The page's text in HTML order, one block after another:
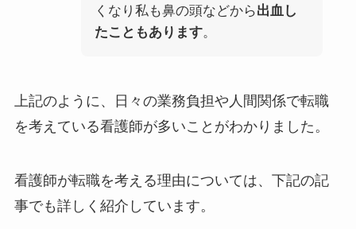
くなり私も鼻の頭などから出血し
たこともあります。
上記のように、日々の業務負担や人間関係で転職
を考えている看護師が多いことがわかりました。
看護師が転職を考える理由については、下記の記
事でも詳しく紹介しています。